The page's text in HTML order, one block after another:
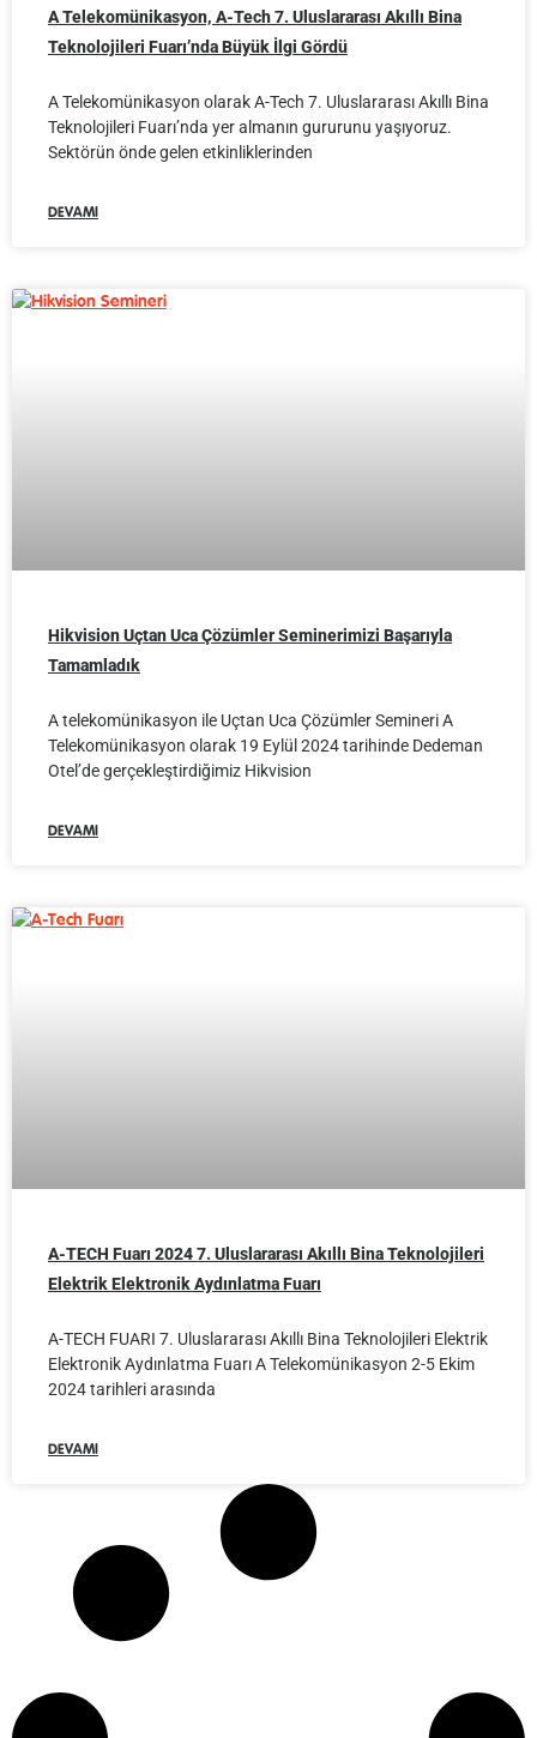
A Telekomünikasyon, A-Tech 7. Uluslararası Akıllı Bina
Teknolojileri Fuarı’nda Büyük İlgi Gördü
A Telekomünikasyon olarak A-Tech 7. Uluslararası Akıllı Bina
Teknolojileri Fuarı’nda yer almanın gururunu yaşıyoruz.
Sektörün önde gelen etkinliklerinden
DEVAMI
Hikvision Uçtan Uca Çözümler Seminerimizi Başarıyla
Tamamladık
A telekomünikasyon ile Uçtan Uca Çözümler Semineri A
Telekomünikasyon olarak 19 Eylül 2024 tarihinde Dedeman
Otel’de gerçekleştirdiğimiz Hikvision
DEVAMI
A-TECH Fuarı 2024 7. Uluslararası Akıllı Bina Teknolojileri
Elektrik Elektronik Aydınlatma Fuarı
A-TECH FUARI 7. Uluslararası Akıllı Bina Teknolojileri Elektrik
Elektronik Aydınlatma Fuarı A Telekomünikasyon 2-5 Ekim
2024 tarihleri arasında
DEVAMI